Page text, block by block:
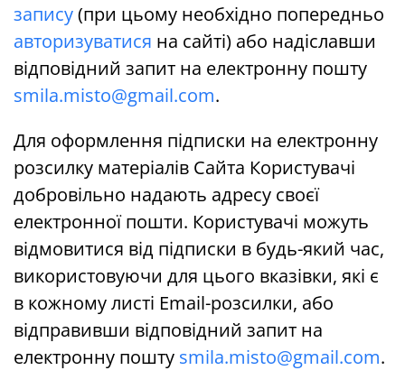
запису(при цьому необхідно попередньо
авторизуватися на сайті) або надіславши
відповідний запит на електронну пошту
smila.misto@gmail.com.
Для оформлення підписки на електронну
розсилку матеріалів Сайта Користувачі
добровільно надають адресу своєї
електронної пошти. Користувачі можуть
відмовитися від підписки в будь-який час,
використовуючи для цього вказівки, які є
в кожному листі Еmail-розсилки, або
відправивши відповідний запит на
електронну пошту smila.misto@gmail.com.